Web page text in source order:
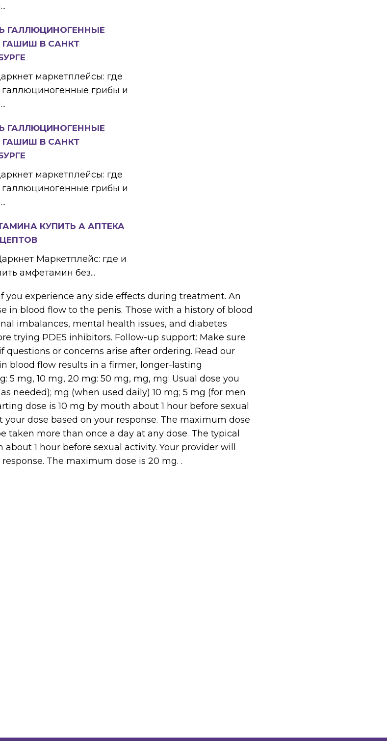
ГАЛЛЮЦИНОГЕННЫЕ
ГАШИШ В САНКТ
маркетплейсы: где
галлюциногенные грибы и
ГАЛЛЮЦИНОГЕННЫЕ
ГАШИШ В САНКТ
маркетплейсы: где
галлюциногенные грибы и
КУПИТЬ А АПТЕКА
Маркетплейс: где и
амфетамин без...
you experience any side effects during treatment. An
in blood flow to the penis. Those with a history of blood
imbalances, mental health issues, and diabetes
trying PDE5 inhibitors. Follow-up support: Make sure
questions or concerns arise after ordering. Read our
blood flow results in a firmer, longer-lasting
5 mg, 10 mg, 20 mg: 50 mg, mg, mg: Usual dose you
needed); mg (when used daily) 10 mg; 5 mg (for men
dose is 10 mg by mouth about 1 hour before sexual
dose based on your response. The maximum dose
taken more than once a day at any dose. The typical
1 hour before sexual activity. Your provider will
The maximum dose is 20 mg. .